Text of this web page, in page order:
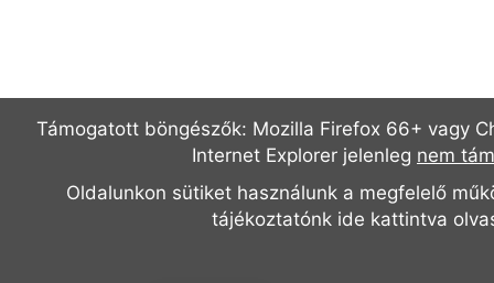
Támogatott böngészők: Mozilla Firefox 66+ vagy
Internet Explorer jelenleg nem
Oldalunkon sütiket használunk a megfelelő
tájékoztatónk ide kattintva